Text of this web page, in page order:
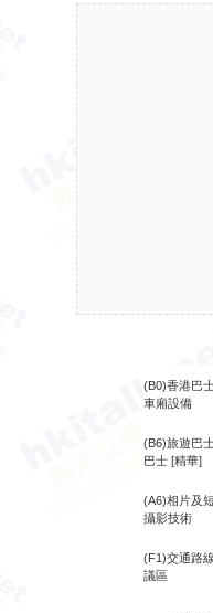
(B0)香港巴
車廂設備
(B6)旅遊巴
巴士 [精華]
(A6)相片及
攝影技術
(F1)交通路
議區